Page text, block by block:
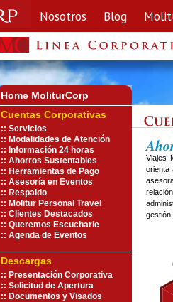
Nosotros Blog
Home MoliturCorp
Cuentas Corporativas
:: Servicios
:: Modalidades de Atención
:: Información 24 horas
:: Ahorros Sustentables
:: Herramientas de Pago
:: Asesoría en Eventos
:: Respaldo
:: Molitur Personal Travel
:: Clientes Destacados
:: Queremos Escucharle
:: Agenda de Eventos
Descargas
:: Presentación Corporativa
:: Solicitud de Apertura
:: Documentos y Visados
Viajes
orienta
gestión